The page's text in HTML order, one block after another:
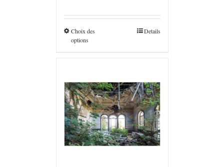
€160,0
Choix des
options
Details